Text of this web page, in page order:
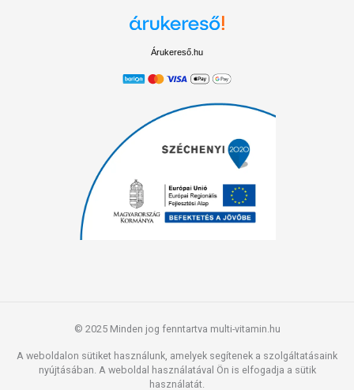
Árukereső.hu
© 2025 Minden jog fenntartva multi-vitamin.hu
A weboldalon sütiket használunk, amelyek segítenek a szolgáltatásaink
nyújtásában. A weboldal használatával Ön is elfogadja a sütik
használatát.